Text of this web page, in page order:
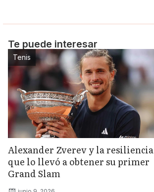
Te puede interesar
Tenis
Alexander Zverev y la resiliencia
que lo llevó a obtener su primer
Grand Slam